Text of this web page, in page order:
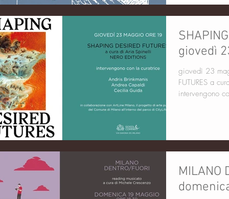
giovedì
giovedì 23 maggio ore
FUTURES a cura di Aria Spinelli NERO Editions
MILANO